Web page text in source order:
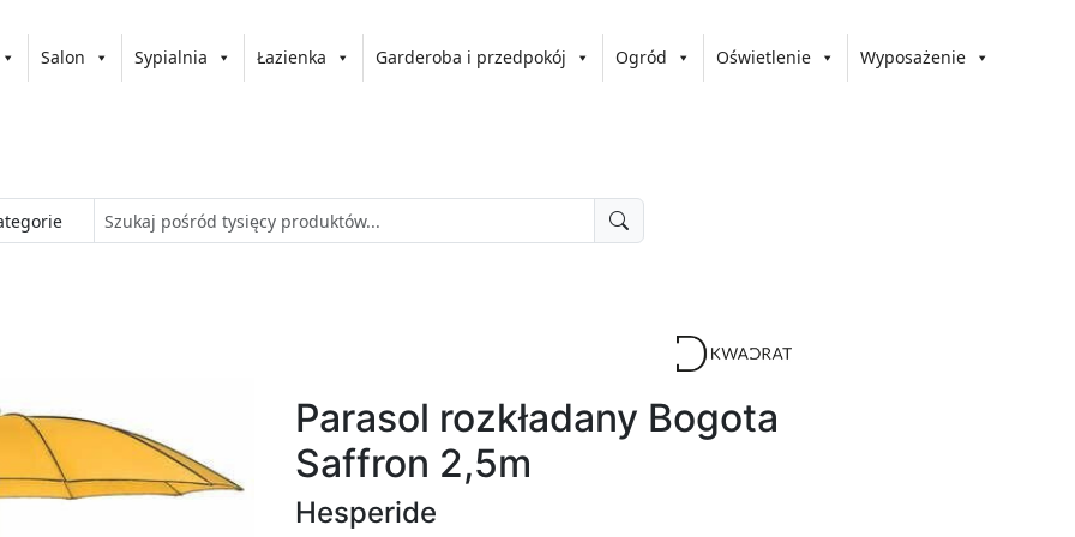
Salon Sypialnia Łazienka Garderoba i przedpokój Ogród Oświetlenie Wyposażenie
Parasol rozkładany Bogota
Saffron 2,5m
Hesperide